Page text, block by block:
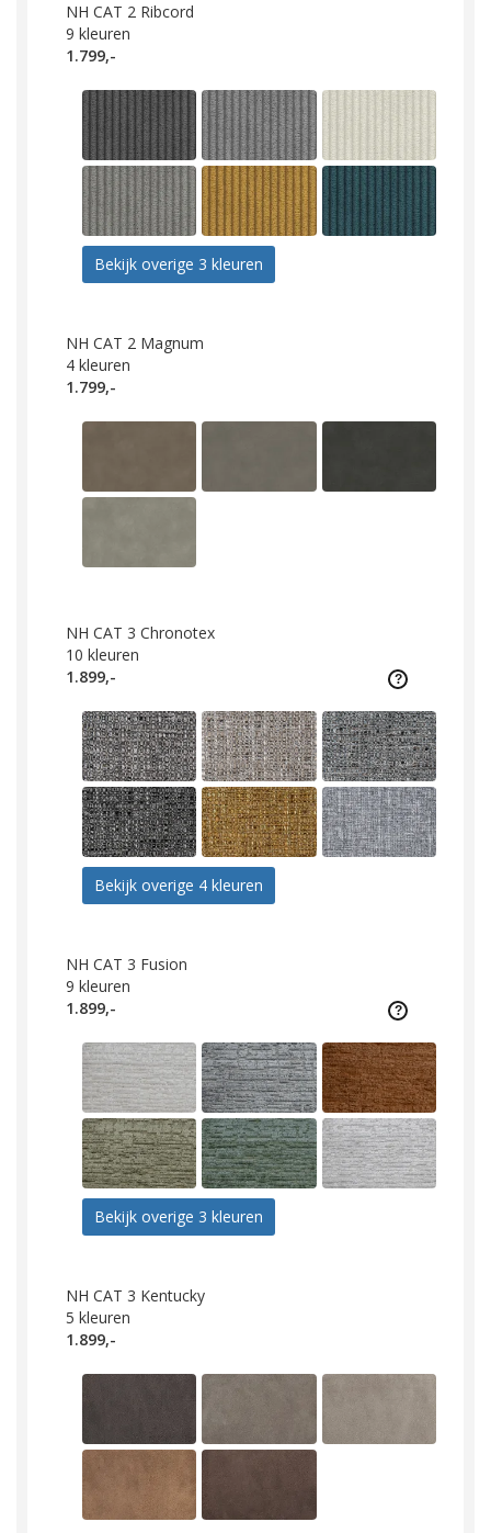
NH CAT 2 Ribcord
9 kleuren
1.799,-
Bekijk overige 3 kleuren
NH CAT 2 Magnum
4 kleuren
1.799,-
NH CAT 3 Chronotex
10 kleuren
1.899,-
Bekijk overige 4 kleuren
NH CAT 3 Fusion
9 kleuren
1.899,-
Bekijk overige 3 kleuren
NH CAT 3 Kentucky
5 kleuren
1.899,-